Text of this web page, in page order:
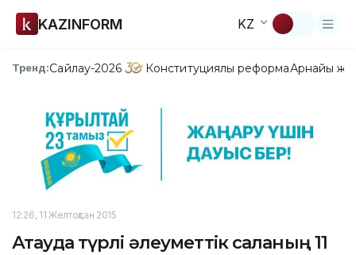
KAZINFORM KZ
Тренд:Сайлау-2026 Конституциялық реформаАрнайы
12:26, 11 Желтоқсан 2015
Ақтауда түрлі әлеуметтік саланың 11